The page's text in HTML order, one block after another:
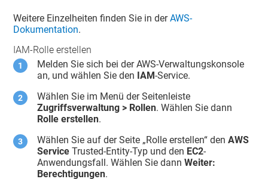
Weitere Einzelheiten finden Sie in derAWS-
Dokumentation.
IAM-Rolle erstellen
Melden Sie sich bei der AWS-Verwaltungskonsole
an, und wählen Sie den IAM-Service.
Wählen Sie im Menü der Seitenleiste
Zugriffsverwaltung > Rollen. Wählen Sie dann
Rolle erstellen.
Wählen Sie auf der Seite „Rolle erstellen“ denAWS
Service Trusted-Entity-Typ und den EC2-
Anwendungsfall. Wählen Sie dannWeiter:
Berechtigungen.